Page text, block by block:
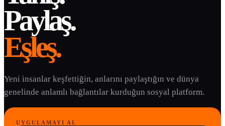
Paylaş.
Eşleş.
Yeni insanlar keşfettiğin, anlarını paylaştığın ve dünya
genelinde anlamlı bağlantılar kurduğun sosyal platform.
UYGULAMAYI AL